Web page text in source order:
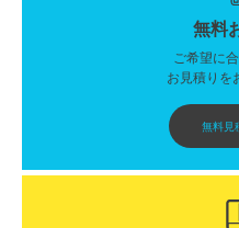
無料
ご希望に
お見積りを
無料見